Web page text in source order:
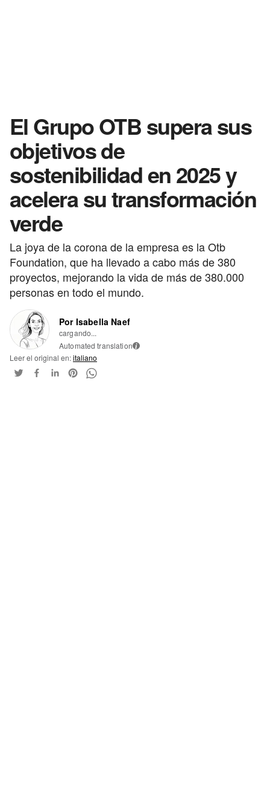
El Grupo OTB supera sus
objetivos de
sostenibilidad en 2025 y
acelera su transformación
verde
La joya de la corona de la empresa es la Otb
Foundation, que ha llevado a cabo más de 380
proyectos, mejorando la vida de más de 380.000
personas en todo el mundo.
Por Isabella Naef
cargando...
Automated translation i
Leer el original en:italiano